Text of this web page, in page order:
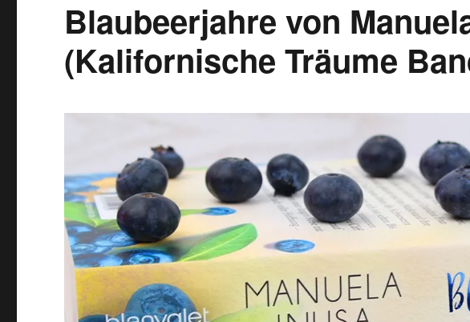
Blaubeerjahre von
(Kalifornische Träume